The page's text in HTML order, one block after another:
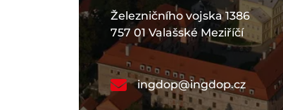
Železničního vojska 1386
757 01 Valašské Meziříčí
ingdop@ingdop.cz